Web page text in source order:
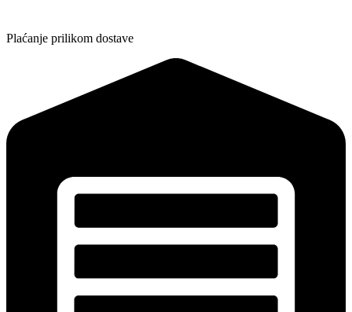
Plaćanje prilikom dostave